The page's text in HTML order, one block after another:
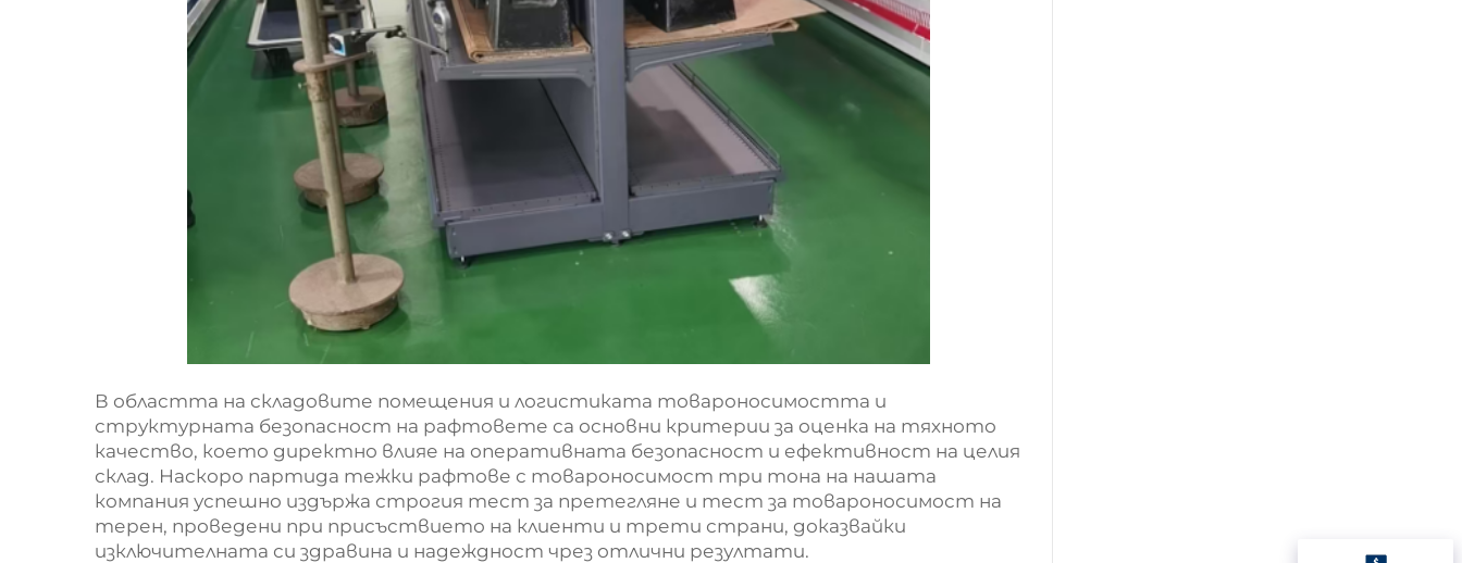
В областта на складовите помещения и логистиката товароносимостта и
структурната безопасност на рафтовете са основни критерии за оценка на тяхното
качество, което директно влияе на оперативната безопасност и ефективност на целия
склад. Наскоро партида тежки рафтове с товароносимост три тона на нашата
компания успешно издържа строгия тест за претегляне и тест за товароносимост на
терен, проведени при присъствието на клиенти и трети страни, доказвайки
изключителната си здравина и надеждност чрез отлични резултати.